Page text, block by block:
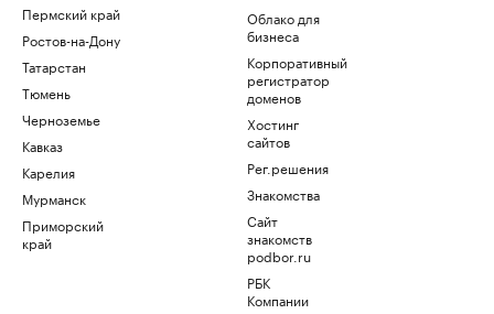
Пермский край
Ростов-на-Дону
Татарстан
Тюмень
Черноземье
Кавказ
Карелия
Мурманск
Приморский
край
Облако для
бизнеса
Корпоративный
регистратор
доменов
Хостинг
сайтов
Рег.решения
Знакомства
Сайт
знакомств
podbor.ru
РБК
Компании